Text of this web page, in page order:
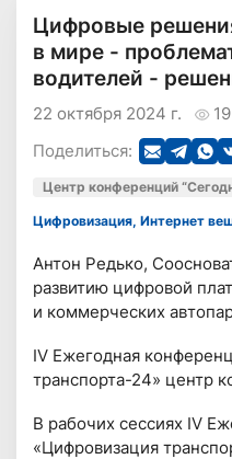
Цифровые
в мире -
водителей -
19
22 октября 2024 г.
Поделиться:
Центр конференций
Цифровизация, Интернет
Антон Редько,
развитию цифровой
и коммерческих
IV Ежегодная
транспорта-24» центр
В рабочих сессиях IV
«Цифровизация